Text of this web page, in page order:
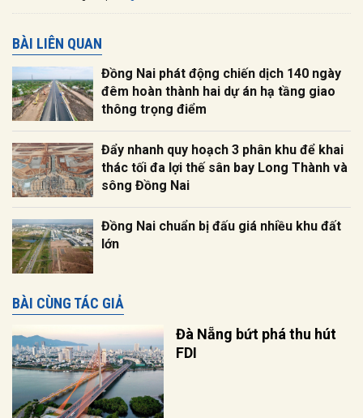
BÀI LIÊN QUAN
Đồng Nai phát động chiến dịch 140 ngày
đêm hoàn thành hai dự án hạ tầng giao
thông trọng điểm
Đẩy nhanh quy hoạch 3 phân khu để khai
thác tối đa lợi thế sân bay Long Thành và
sông Đồng Nai
Đồng Nai chuẩn bị đấu giá nhiều khu đất
lớn
BÀI CÙNG TÁC GIẢ
Đà Nẵng bứt phá thu hút
FDI